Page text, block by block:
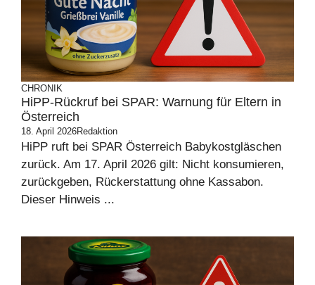
CHRONIK
HiPP-Rückruf bei SPAR: Warnung für Eltern in
Österreich
18. April 2026Redaktion
HiPP ruft bei SPAR Österreich Babykostgläschen
zurück. Am 17. April 2026 gilt: Nicht konsumieren,
zurückgeben, Rückerstattung ohne Kassabon.
Dieser Hinweis ...